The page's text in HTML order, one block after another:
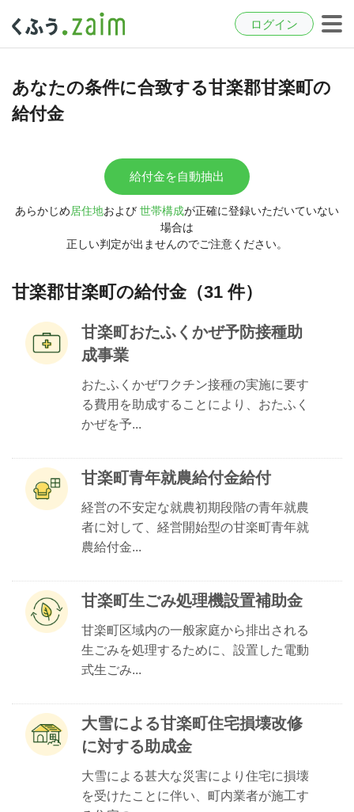
ログイン
あなたの条件に合致する甘楽郡甘楽町の
給付金
給付金を自動抽出
あらかじめ居住地および 世帯構成が正確に登録いただいていない
場合は
正しい判定が出ませんのでご注意ください。
甘楽郡甘楽町の給付金（31 件）
甘楽町おたふくかぜ予防接種助
成事業
おたふくかぜワクチン接種の実施に要す
る費用を助成することにより、おたふく
かぜを予...
甘楽町青年就農給付金給付
経営の不安定な就農初期段階の青年就農
者に対して、経営開始型の甘楽町青年就
農給付金...
甘楽町生ごみ処理機設置補助金
甘楽町区域内の一般家庭から排出される
生ごみを処理するために、設置した電動
式生ごみ...
大雪による甘楽町住宅損壊改修
に対する助成金
大雪による甚大な災害により住宅に損壊
を受けたことに伴い、町内業者が施工す